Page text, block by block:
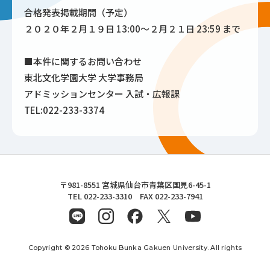
合格発表掲載期間（予定）
２０２０年２月１９日 13:00～２月２１日 23:59 まで
■本件に関するお問い合わせ
東北文化学園大学 大学事務局
アドミッションセンター 入試・広報課
TEL:022-233-3374
東北文化学園大学
〒981-8551 宮城県仙台市青葉区国見6-45-1
TEL 022-233-3310 FAX 022-233-7941
Copyright © 2026 Tohoku Bunka Gakuen University. All rights